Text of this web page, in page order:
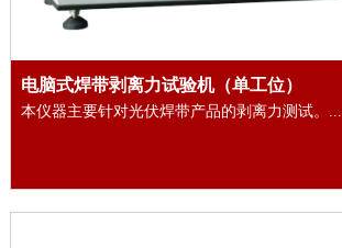
电脑式焊带剥离力试验机（单工位）
本仪器主要针对光伏焊带产品的剥离力测试。...